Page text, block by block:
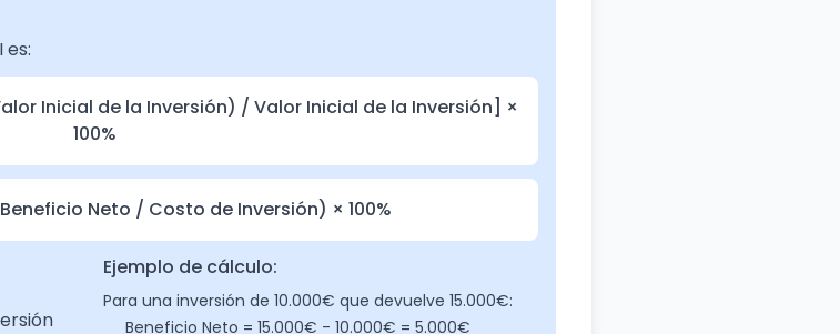
Inicial de la Inversión) / Valor Inicial de la Inversión] ×
100%
Neto / Costo de Inversión) × 100%
Ejemplo de cálculo:
Para una inversión de 10.000€ que devuelve 15.000€:
Beneficio Neto = 15.000€ - 10.000€ = 5.000€